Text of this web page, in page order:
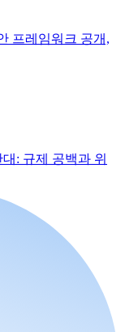
프레임워크 공개,
: 규제 공백과 위